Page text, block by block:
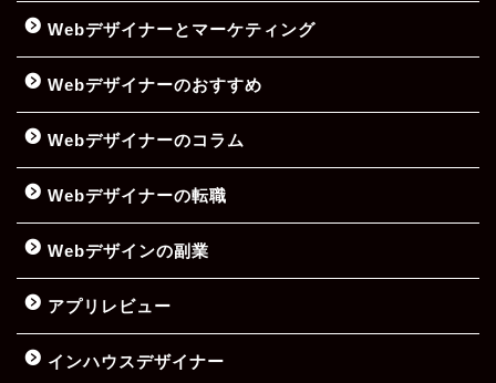
Webデザイナーとマーケティング
Webデザイナーのおすすめ
Webデザイナーのコラム
Webデザイナーの転職
Webデザインの副業
アプリレビュー
インハウスデザイナー